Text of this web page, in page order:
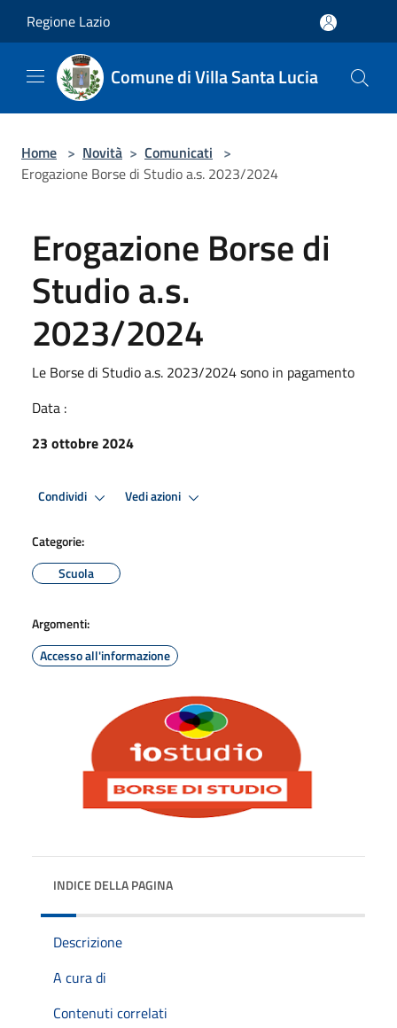
Regione Lazio
Comune di Villa Santa Lucia
Home > Novità > Comunicati >
Erogazione Borse di Studio a.s. 2023/2024
Erogazione Borse di
Studio a.s.
2023/2024
Le Borse di Studio a.s. 2023/2024 sono in pagamento
Data :
23 ottobre 2024
Condividi Vedi azioni
Categorie:
Scuola
Argomenti:
Accesso all'informazione
INDICE DELLA PAGINA
Descrizione
A cura di
Contenuti correlati